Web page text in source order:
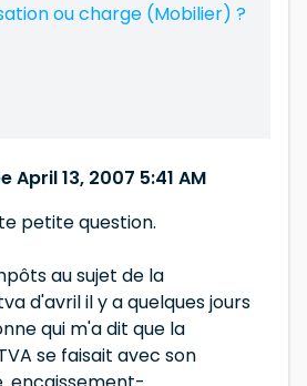
ou charge (Mobilier) ?
April 13, 2007 5:41 AM
petite question.
au sujet de la
d'avril il y a quelques jours
qui m'a dit que la
se faisait avec son